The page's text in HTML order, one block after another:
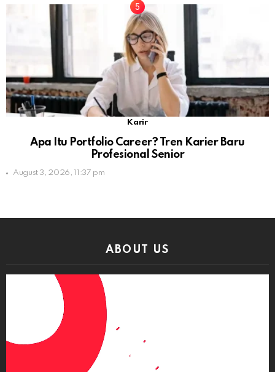
Karir
Apa Itu Portfolio Career? Tren Karier Baru
Profesional Senior
August 3, 2026, 11:37 pm
ABOUT US